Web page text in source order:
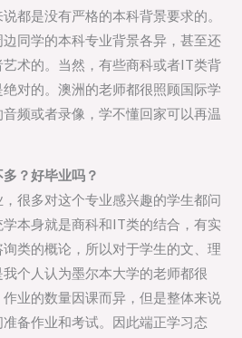
都是没有严格的本科背景要求的。
同学的本科专业背景各异，甚至还
术的。当然，有些商科或者IT类背
对的。澳洲的老师都很照顾国际学
频或者录像，学不懂回家可以再温
？好毕业吗？
很多对这个专业感兴趣的学生都问
本身就是商科和IT类的结合，有实
类的概论，所以对于学生的文、理
个人认为墨尔本大学的老师都很
业的数量因课而异，但是整体来说
备作业和考试。因此端正学习态